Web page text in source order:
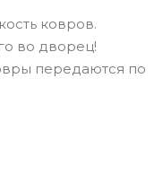
ковров.
во дворец!
передаются по